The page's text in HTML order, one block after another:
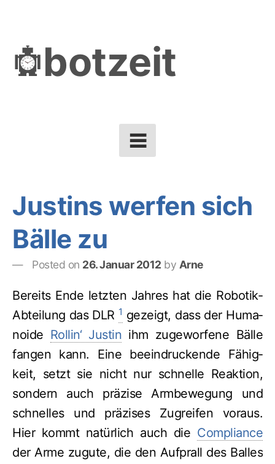
contentbotzeit
Justins werfen sich
Bälle zu
Posted on 26. Januar 2012 by Arne
Be­reits Ende letz­ten Jah­res hat die Ro­bo­tik-
Ab­tei­lung das DLR 1 ge­zeigt, dass der Hu­ma­
no­ide Rollin‘ Justin ihm zu­ge­wor­fe­ne Bäl­le
fangen kann. Eine be­ein­drucken­de Fähig­
keit, setzt sie nicht nur schnel­le Re­aktion,
son­dern auch prä­zise Arm­be­we­gung und
schnel­les und prä­zi­ses Zu­grei­fen voraus.
Hier kommt natürlich auch die Compliance
der Arme zugute, die den Auf­prall des Balles